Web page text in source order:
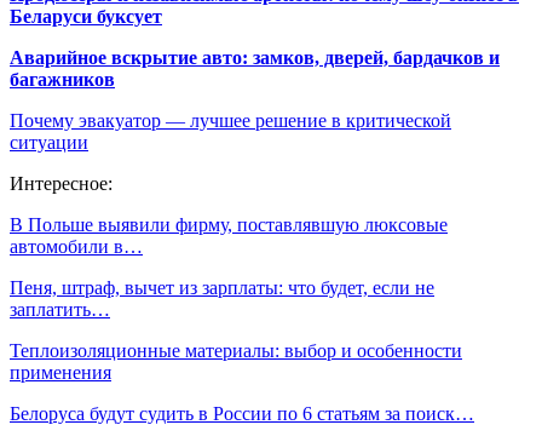
Беларуси буксует
Аварийное вскрытие авто: замков, дверей, бардачков и
багажников
Почему эвакуатор — лучшее решение в критической
ситуации
Интересное:
В Польше выявили фирму, поставлявшую люксовые
автомобили в…
Пеня, штраф, вычет из зарплаты: что будет, если не
заплатить…
Теплоизоляционные материалы: выбор и особенности
применения
Белоруса будут судить в России по 6 статьям за поиск…